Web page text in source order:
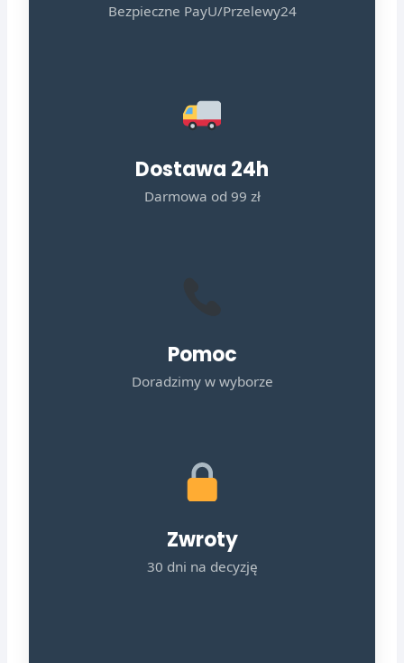
Bezpieczne PayU/Przelewy24
Dostawa 24h
Darmowa od 99 zł
Pomoc
Doradzimy w wyborze
Zwroty
30 dni na decyzję